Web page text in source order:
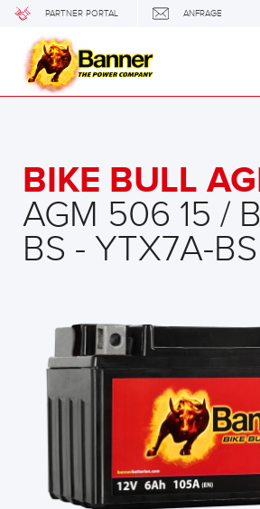
PARTNER PORTAL ANFRAGE
BIKE BULL
AGM 506 15 /
BS - YTX7A-BS